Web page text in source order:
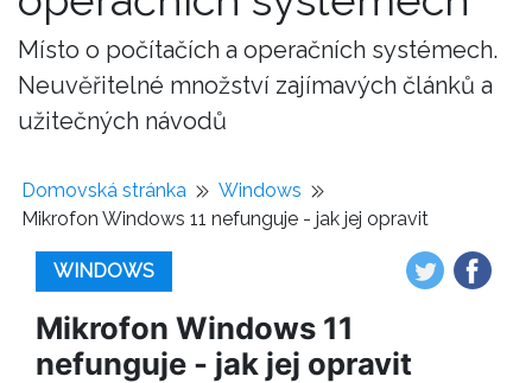
Místo o počítačích a operačních systémech.
Neuvěřitelné množství zajímavých článků a
užitečných návodů
Domovská stránka
Windows
Mikrofon Windows 11 nefunguje - jak jej opravit
WINDOWS
Mikrofon Windows 11
nefunguje - jak jej opravit